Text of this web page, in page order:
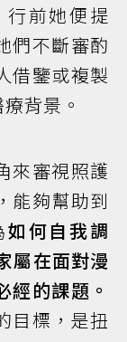
前她便提
們不斷審酌
借鑒或複製
背景。
來審視照護
能夠幫助到
如何自我調
屬在面對漫
經的課題。
目標，是扭